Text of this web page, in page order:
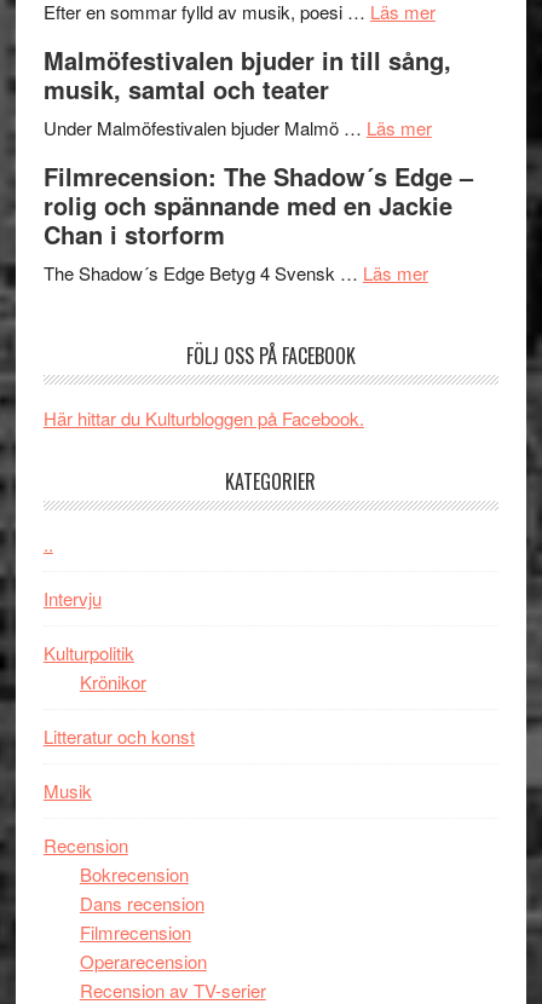
genrens
terräng
på
Efter en sommar fylld av musik, poesi … Läs merom
Endre,
Roland
Pöntinen
Malmöfestivalen bjuder in till sång,
musik, samtal och teater
Under Malmöfestivalen bjuder Malmö … Läs merom
bjuder
in
teater
Filmrecension: The Shadow´s Edge –
rolig och spännande med en Jackie
Chan i storform
The Shadow´s Edge Betyg 4 Svensk … Läs merom
´s
och
FÖLJ OSS PÅ FACEBOOK
Här hittar du Kulturbloggen på Facebook.
KATEGORIER
..
Intervju
Kulturpolitik
Krönikor
Litteratur och konst
Musik
Recension
Bokrecension
Dans recension
Filmrecension
Operarecension
Recension av TV-serier